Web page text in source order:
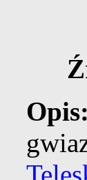
Opis: